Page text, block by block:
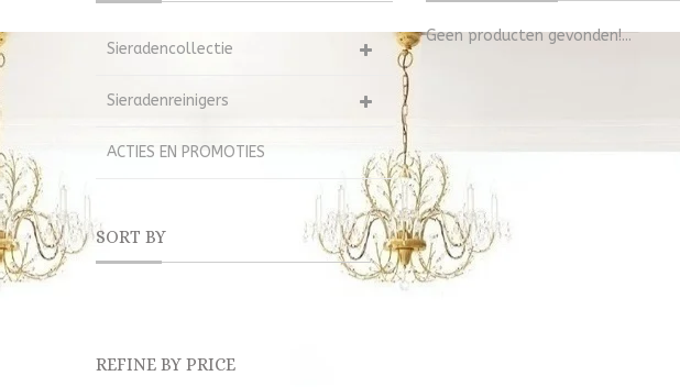
Sieradencollectie
Sieradenreinigers
ACTIES EN PROMOTIES
SORT BY
REFINE BY PRICE
Geen producten gevonden!...